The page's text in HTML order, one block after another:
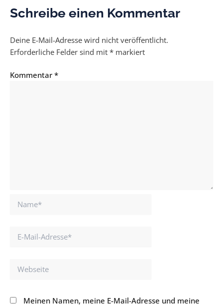
Schreibe einen Kommentar
Deine E-Mail-Adresse wird nicht veröffentlicht.
Erforderliche Felder sind mit * markiert
Kommentar *
Name*
Webseite
Meinen Namen, meine E-Mail-Adresse und meine